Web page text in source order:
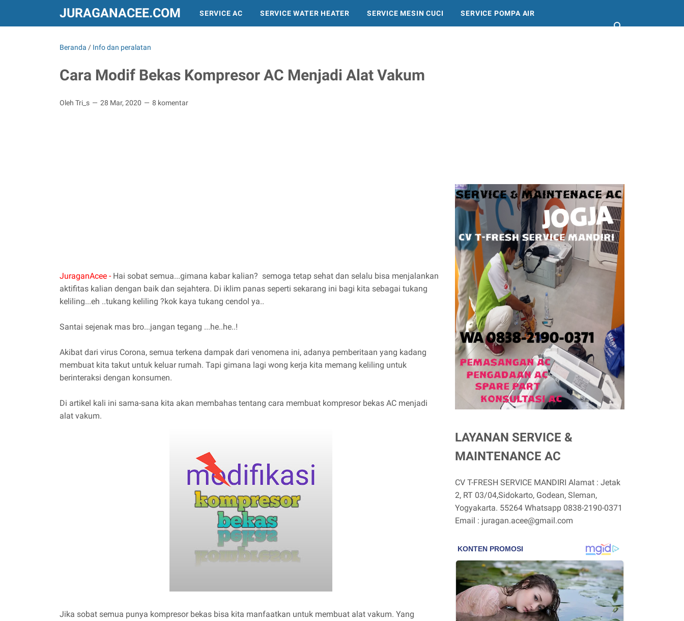
JURAGANACEE.COM SERVICE AC SERVICE WATER HEATER SERVICE MESIN CUCI SERVICE POMPA AIR
Beranda / Info dan peralatan
Cara Modif Bekas Kompresor AC Menjadi Alat Vakum
Oleh Tri_s 28 Mar, 2020 8 komentar
JuraganAcee - Hai sobat semua...gimana kabar kalian? semoga tetap sehat dan selalu bisa menjalankan
aktifitas kalian dengan baik dan sejahtera. Di iklim panas seperti sekarang ini bagi kita sebagai tukang
keliling...eh ..tukang keliling ?kok kaya tukang cendol ya..
Santai sejenak mas bro...jangan tegang ...he..he..!
Akibat dari virus Corona, semua terkena dampak dari venomena ini, adanya pemberitaan yang kadang
membuat kita takut untuk keluar rumah. Tapi gimana lagi wong kerja kita memang keliling untuk
berinteraksi dengan konsumen.
Di artikel kali ini sama-sana kita akan membahas tentang cara membuat kompresor bekas AC menjadi
alat vakum.
Jika sobat semua punya kompresor bekas bisa kita manfaatkan untuk membuat alat vakum. Yang
LAYANAN SERVICE &
MAINTENANCE AC
CV T-FRESH SERVICE MANDIRI Alamat : Jetak
2, RT 03/04,Sidokarto, Godean, Sleman,
Yogyakarta. 55264 Whatsapp 0838-2190-0371
Email : juragan.acee@gmail.com